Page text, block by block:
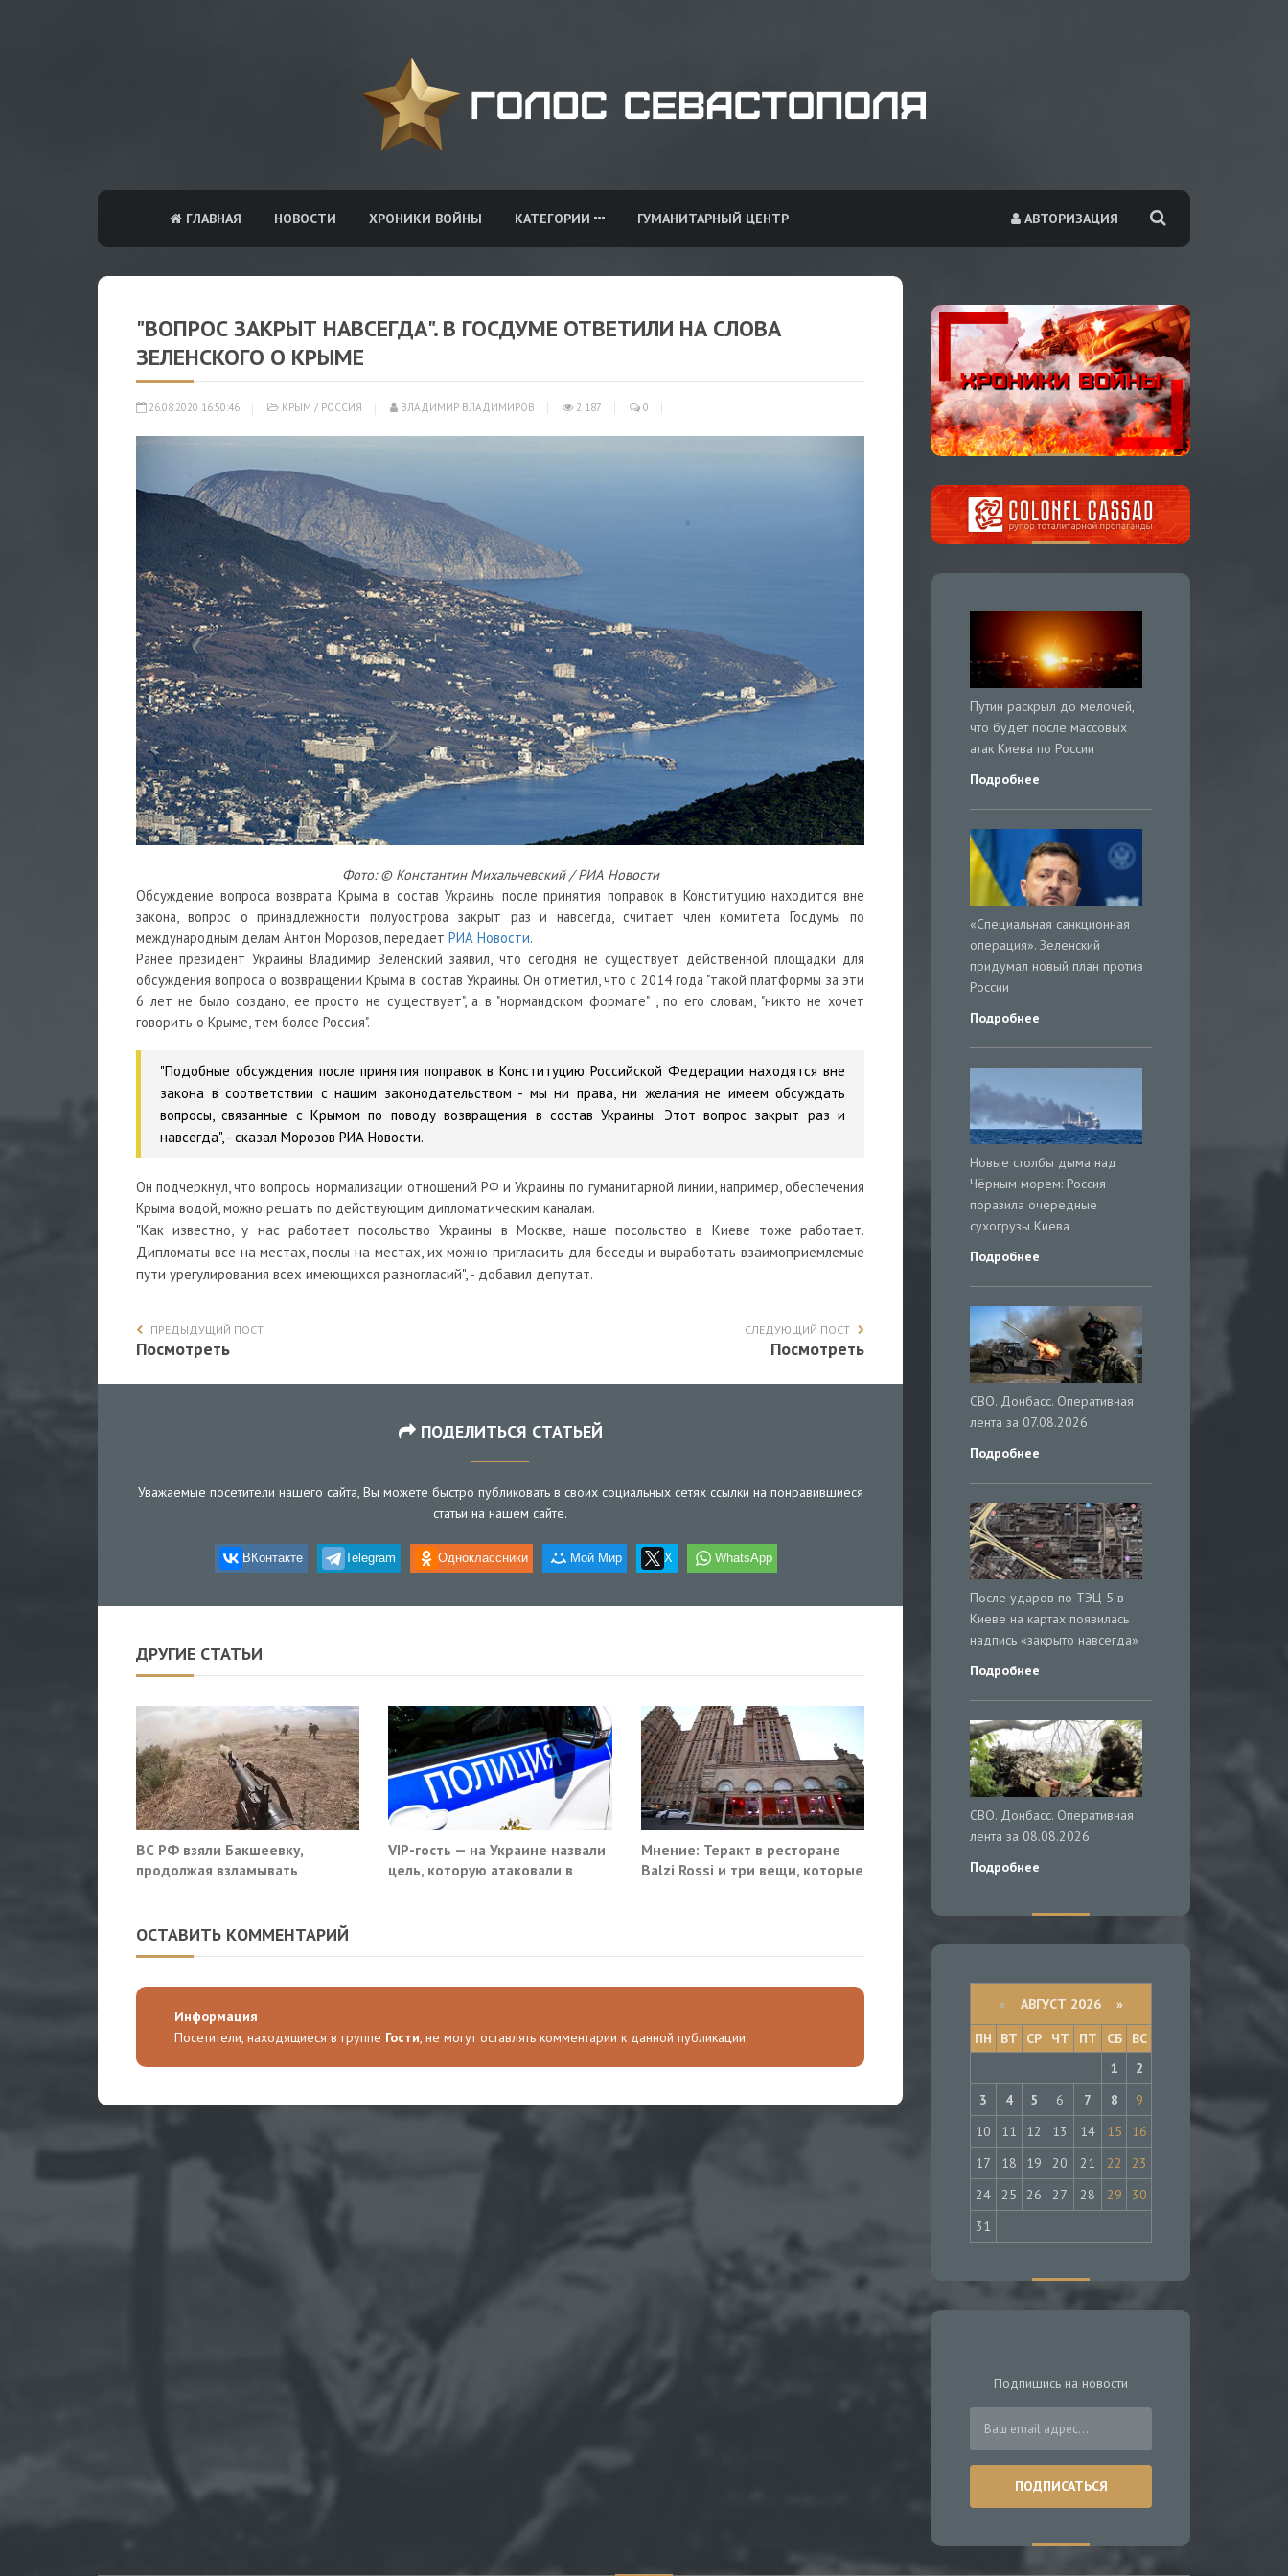
АВТОРИЗАЦИЯ
ГЛАВНАЯ НОВОСТИ ХРОНИКИ ВОЙНЫ КАТЕГОРИИ ГУМАНИТАРНЫЙ ЦЕНТР
"ВОПРОС ЗАКРЫТ НАВСЕГДА". В ГОСДУМЕ ОТВЕТИЛИ НА СЛОВА
ЗЕЛЕНСКОГО О КРЫМЕ
26.08.2020 16:50:46 КРЫМ / РОССИЯ ВЛАДИМИР ВЛАДИМИРОВ 2 187 0
Фото: © Константин Михальчевский / РИА Новости
Обсуждение вопроса возврата Крыма в состав Украины после принятия поправок в Конституцию находится вне
закона, вопрос о принадлежности полуострова закрыт раз и навсегда, считает член комитета Госдумы по
международным делам Антон Морозов, передает РИА Новости.
Ранее президент Украины Владимир Зеленский заявил, что сегодня не существует действенной площадки для
обсуждения вопроса о возвращении Крыма в состав Украины. Он отметил, что с 2014 года "такой платформы за эти
6 лет не было создано, ее просто не существует", а в "нормандском формате" , по его словам, "никто не хочет
говорить о Крыме, тем более Россия".
"Подобные обсуждения после принятия поправок в Конституцию Российской Федерации находятся вне
закона в соответствии с нашим законодательством - мы ни права, ни желания не имеем обсуждать
вопросы, связанные с Крымом по поводу возвращения в состав Украины. Этот вопрос закрыт раз и
навсегда", - сказал Морозов РИА Новости.
Он подчеркнул, что вопросы нормализации отношений РФ и Украины по гуманитарной линии, например, обеспечения
Крыма водой, можно решать по действующим дипломатическим каналам.
"Как известно, у нас работает посольство Украины в Москве, наше посольство в Киеве тоже работает.
Дипломаты все на местах, послы на местах, их можно пригласить для беседы и выработать взаимоприемлемые
пути урегулирования всех имеющихся разногласий", - добавил депутат.
ПРЕДЫДУЩИЙ ПОСТ
Посмотреть
СЛЕДУЮЩИЙ ПОСТ
Посмотреть
ПОДЕЛИТЬСЯ СТАТЬЕЙ
Уважаемые посетители нашего сайта, Вы можете быстро публиковать в своих социальных сетях ссылки на понравившиеся
статьи на нашем сайте.
ВКонтакте Telegram Одноклассники Мой Мир X WhatsApp
ДРУГИЕ СТАТЬИ
ВС РФ взяли Бакшеевку,
продолжая взламывать
VIP-гость — на Украине назвали
цель, которую атаковали в
Мнение: Теракт в ресторане
Balzi Rossi и три вещи, которые
ОСТАВИТЬ КОММЕНТАРИЙ
Информация
Посетители, находящиеся в группе Гости, не могут оставлять комментарии к данной публикации.
Путин раскрыл до мелочей,
что будет после массовых
атак Киева по России
Подробнее
«Специальная санкционная
операция». Зеленский
придумал новый план против
России
Подробнее
Новые столбы дыма над
Чёрным морем: Россия
поразила очередные
сухогрузы Киева
Подробнее
СВО. Донбасс. Оперативная
лента за 07.08.2026
Подробнее
После ударов по ТЭЦ-5 в
Киеве на картах появилась
надпись «закрыто навсегда»
Подробнее
СВО. Донбасс. Оперативная
лента за 08.08.2026
Подробнее
« АВГУСТ 2026 »
ПН
ВТ СР ЧТ ПТ СБ
ВС
1
2
3
4 5 6 7 8
9
10
11 12 13 14 15
16
17
18 19 20 21 22
23
24
25 26 27 28 29
30
31
Подпишись на новости